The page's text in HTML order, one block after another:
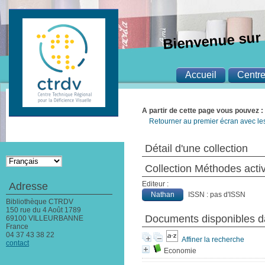
A partir de cette page vous pouvez :
Retourner au premier écran avec
Détail d'une collection
Collection Méthodes
Editeur :
Nathan
ISSN : pas d'ISSN
Documents disponibles
Affiner la recherche
Economie
Bienvenue
Accueil
Adresse
Bibliothèque CTRDV
150 rue du 4 Août 1789
69100 VILLEURBANNE
France
04 37 43 38 22
contact